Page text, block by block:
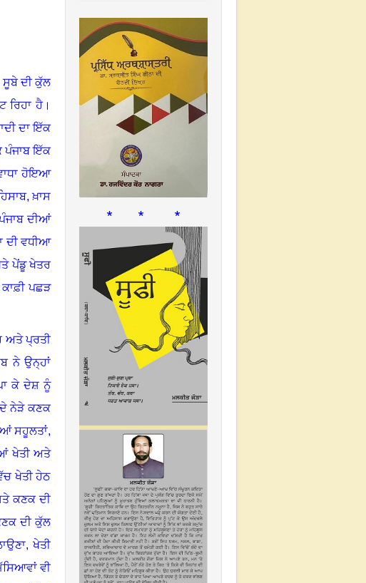
ਦੀ ਕੁੱਲ
ਰਿਹਾ ਹੈ।
ਦਾ ਇੱਕ
ਪੰਜਾਬ ਇੱਕ
ਹੋਇਆ
,ਖ਼ਾਸ
ਦੀਆਂ
ਦੀ ਵਧੀਆ
ਪੇਂਡੂ ਖੇਤਰ
ਪਛੜ
ਅਤੇ ਪ੍ਰਤੀ
ਨੇ ਉਨ੍ਹਾਂ
ਕੇ ਦੇਸ਼ ਨੂੰ
ਨੇੜੇ ਕਣਕ
ਸਹੂਲਤਾਂ,
ਖੇਤੀ ਅਤੇ
ਖੇਤੀ ਹੇਠ
ਕਣਕ ਦੀ
ਦੀ ਕੁੱਲ
,ਖੇਤੀ
ਵੀ
* * *